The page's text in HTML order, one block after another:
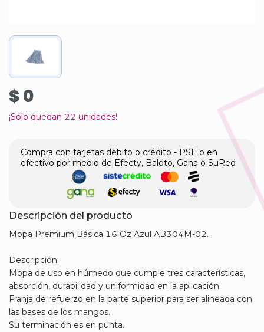
¡Sólo quedan 22 unidades!
$ 0
Compra con tarjetas débito o crédito - PSE o en
efectivo por medio de Efecty, Baloto, Gana o SuRed
Descripción del producto
Mopa Premium Básica 16 Oz Azul AB304M-02.
Descripción:
Mopa de uso en húmedo que cumple tres características,
absorción, durabilidad y uniformidad en la aplicación.
Franja de refuerzo en la parte superior para ser alineada con
las bases de los mangos.
Su terminación es en punta.